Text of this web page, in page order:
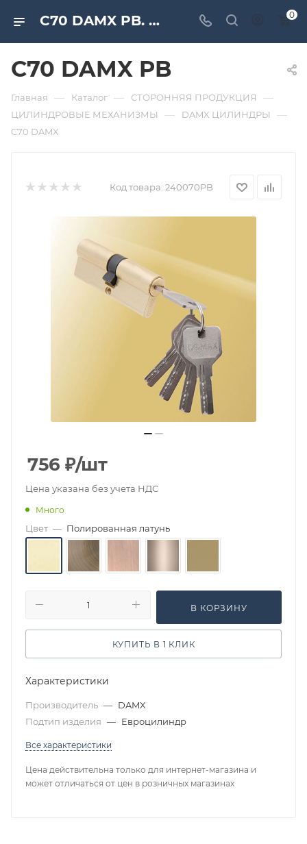
C70 DAMX PB. Дверная и мебельная фурнитура САМИР-КИЛИТ | Оптовые поставки 0
C70 DAMX PB
Главная — Каталог — СТОРОННЯЯ ПРОДУКЦИЯ —
ЦИЛИНДРОВЫЕ МЕХАНИЗМЫ — DAMX ЦИЛИНДРЫ —
C70 DAMX
Код товара: 240070PB
756 ₽/шт
Цена указана без учета НДС
Много
Цвет — Полированная латунь
В КОРЗИНУ
КУПИТЬ В 1 КЛИК
Характеристики
Производитель — DAMX
Подтип изделия — Евроцилиндр
Все характеристики
Цена действительна только для интернет-магазина и
может отличаться от цен в розничных магазинах